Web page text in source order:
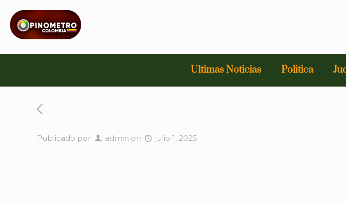
Ultimas Noticias Politica
Publicado por admin on julio 1, 2025